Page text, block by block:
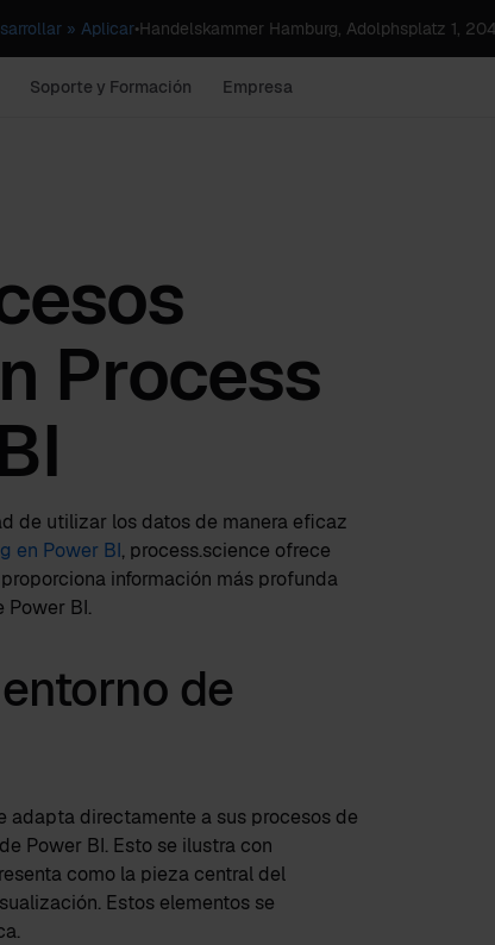
» Aplicar•Handelskammer Hamburg, Adolphsplatz 1,
Soporte y Formación Empresa
Process
de utilizar los datos de manera eficaz
en Power BI, process.science ofrece
información más profunda
Power BI.
de
adapta directamente a sus procesos de
Power BI. Esto se ilustra con
como la pieza central del
Estos elementos se